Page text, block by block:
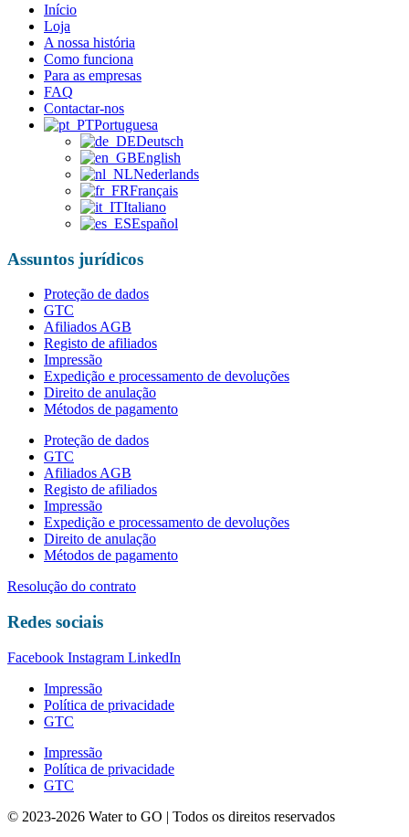
Início
Loja
A nossa história
Como funciona
Para as empresas
FAQ
Contactar-nos
Portuguesa
Deutsch
English
Nederlands
Français
Italiano
Español
Assuntos jurídicos
Proteção de dados
GTC
Afiliados AGB
Registo de afiliados
Impressão
Expedição e processamento de devoluções
Direito de anulação
Métodos de pagamento
Proteção de dados
GTC
Afiliados AGB
Registo de afiliados
Impressão
Expedição e processamento de devoluções
Direito de anulação
Métodos de pagamento
Resolução do contrato
Redes sociais
Facebook Instagram LinkedIn
Impressão
Política de privacidade
GTC
Impressão
Política de privacidade
GTC
© 2023-2026 Water to GO | Todos os direitos reservados